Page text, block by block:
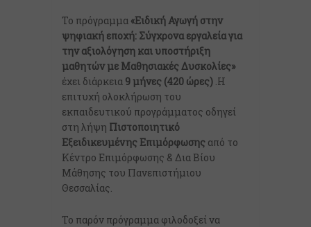
Το πρόγραμμα «Ειδική Αγωγή στην
ψηφιακή εποχή: Σύγχρονα εργαλεία για
την αξιολόγηση και υποστήριξη
μαθητών με Μαθησιακές Δυσκολίες»
έχει διάρκεια 9 μήνες (420 ώρες) .Η
επιτυχή ολοκλήρωση του
εκπαιδευτικού προγράμματος οδηγεί
στη λήψη Πιστοποιητικό
Εξειδικευμένης Επιμόρφωσης από το
Κέντρο Επιμόρφωσης & Δια Βίου
Μάθησης του Πανεπιστήμιου
Θεσσαλίας.
Το παρόν πρόγραμμα φιλοδοξεί να